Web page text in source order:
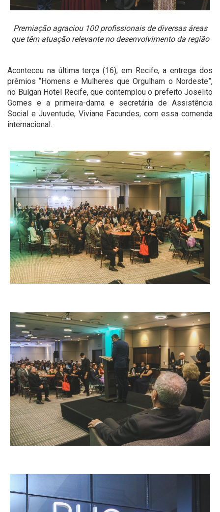
Premiação agraciou 100 profissionais de diversas áreas
que têm atuação relevante no desenvolvimento da região
Aconteceu na última terça (16), em Recife, a entrega dos
prêmios “Homens e Mulheres que Orgulham o Nordeste”,
no Bulgan Hotel Recife, que contemplou o prefeito Joselito
Gomes e a primeira-dama e secretária de Assistência
Social e Juventude, Viviane Facundes, com essa comenda
internacional.